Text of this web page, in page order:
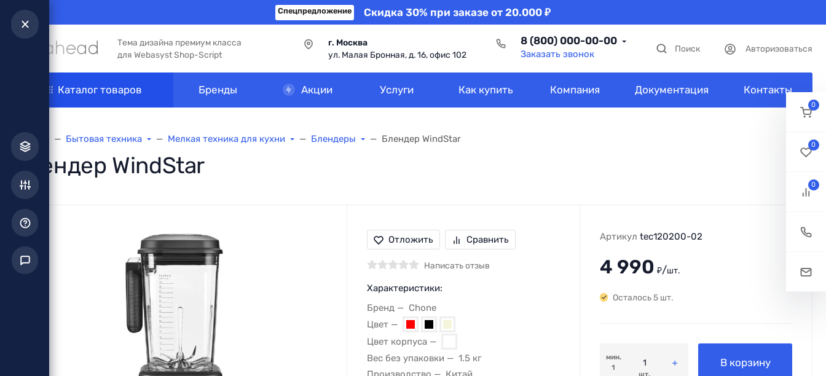
Спецпредложение Скидка 30% при заказе от 20.000 ₽
Тема дизайна премиум класса
для Webasyst Shop-Script
г. Москва
ул. Малая Бронная, д. 16, офис 102
8 (800) 000-00-00
Заказать звонок Поиск Авторизоваться
Каталог товаров Бренды Акции Услуги Как купить Компания Документация Контакты
Главная Бытовая техника Мелкая техника для кухни Блендеры Блендер WindStar
Блендер WindStar
Отложить Сравнить
Написать отзыв
Характеристики:
Бренд
Chone
Цвет
Цвет корпуса
Вес без упаковки
1.5 кг
Артикул tec120200-02
4 990 ₽/шт.
Осталось 5 шт.
мин.
1
шт.
В корзину
0
0
0